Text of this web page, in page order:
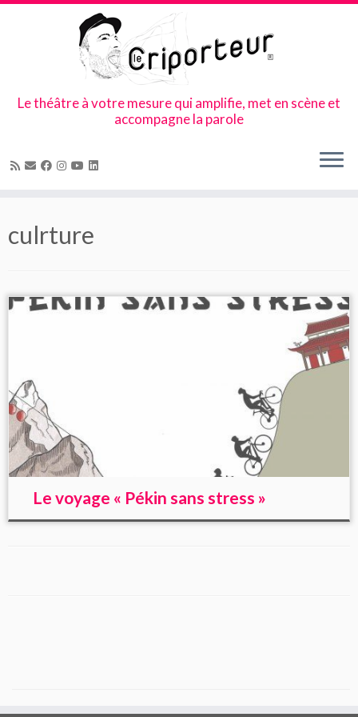
content
Le théâtre à votre mesure qui amplifie, met en scène et
accompagne la parole
culrture
Le voyage « Pékin sans stress »